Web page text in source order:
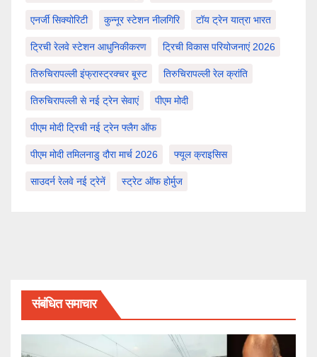
एनर्जी सिक्योरिटी कुन्नूर स्टेशन नीलगिरि टॉय ट्रेन यात्रा भारत
ट्रिची रेलवे स्टेशन आधुनिकीकरण ट्रिची विकास परियोजनाएं 2026
तिरुचिरापल्ली इंफ्रास्ट्रक्चर बूस्ट तिरुचिरापल्ली रेल क्रांति
तिरुचिरापल्ली से नई ट्रेन सेवाएं पीएम मोदी
पीएम मोदी ट्रिची नई ट्रेन फ्लैग ऑफ
पीएम मोदी तमिलनाडु दौरा मार्च 2026 फ्यूल क्राइसिस
साउदर्न रेलवे नई ट्रेनें स्ट्रेट ऑफ होर्मुज
संबंधित समाचार